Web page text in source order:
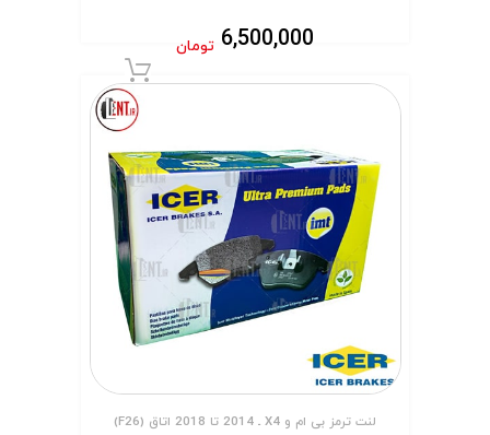
6,500,000 تومان
لنت ترمز بی ام و X4 ـ 2014 تا 2018 اتاق (F26)